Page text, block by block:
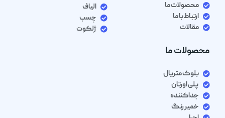
محصولات ما
ارتباط با ما
مقالات
الیاف
چسب
ژلکوت
محصولات ما
بلوک متریال
پلی اورتان
جداکننده
خمیر رنگ